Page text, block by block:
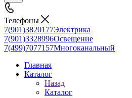
Телефоны
7(901)3820177Электрика
7(901)3328996Освещение
7(499)7077157Многоканальный
Главная
Каталог
Назад
Каталог